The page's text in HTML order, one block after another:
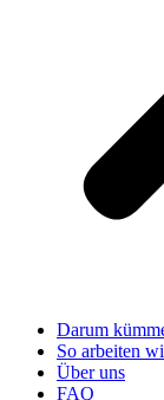
Darum
So arbeiten
Über uns
FAQ